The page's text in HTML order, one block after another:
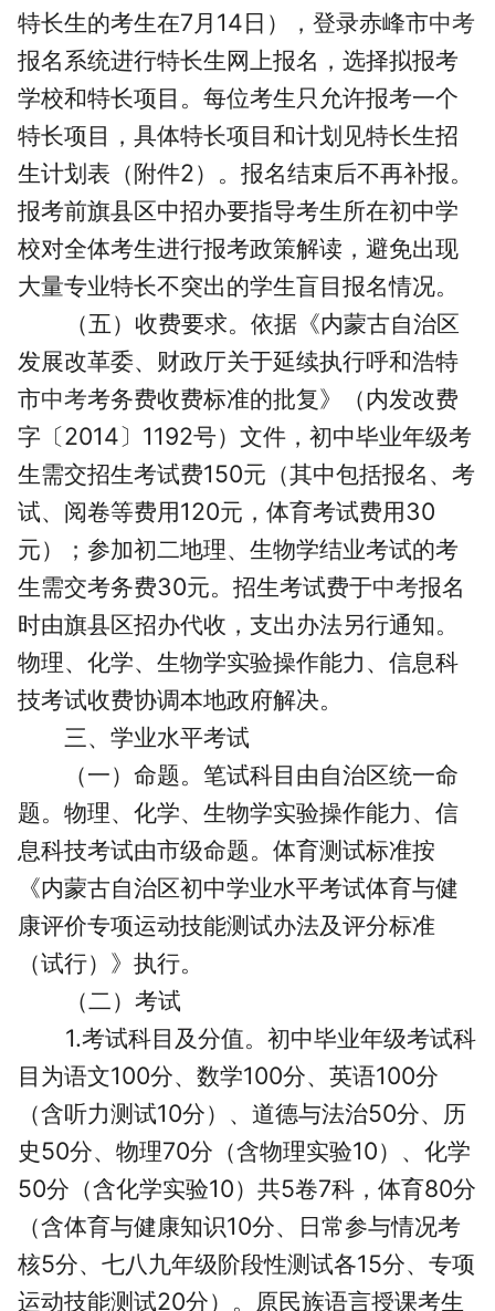
特长生的考生在7月14日），登录赤峰市中考
报名系统进行特长生网上报名，选择拟报考
学校和特长项目。每位考生只允许报考一个
特长项目，具体特长项目和计划见特长生招
生计划表（附件2）。报名结束后不再补报。
报考前旗县区中招办要指导考生所在初中学
校对全体考生进行报考政策解读，避免出现
大量专业特长不突出的学生盲目报名情况。
（五）收费要求。 依据《内蒙古自治区
发展改革委、财政厅关于延续执行呼和浩特
市中考考务费收费标准的批复》（内发改费
字〔2014〕1192号）文件，初中毕业年级考
生需交招生考试费150元（其中包括报名、考
试、阅卷等费用120元，体育考试费用30
元）；参加初二地理、生物学结业考试的考
生需交考务费30元。招生考试费于中考报名
时由旗县区招办代收，支出办法另行通知。
物理、化学、生物学实验操作能力、信息科
技考试收费协调本地政府解决。
三、学业水平考试
（一）命题。 笔试科目由自治区统一命
题。物理、化学、生物学实验操作能力、信
息科技考试由市级命题。体育测试标准按
《内蒙古自治区初中学业水平考试体育与健
康评价专项运动技能测试办法及评分标准
（试行）》执行。
（二）考试
1.考试科目及分值。初中毕业年级考试科
目为语文100分、数学100分、英语100分
（含听力测试10分）、道德与法治50分、历
史50分、物理70分（含物理实验10）、化学
50分（含化学实验10）共5卷7科，体育80分
（含体育与健康知识10分、日常参与情况考
核5分、七八九年级阶段性测试各15分、专项
运动技能测试20分）。原民族语言授课考生